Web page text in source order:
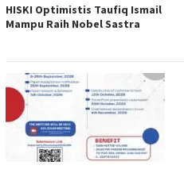
HISKI Optimistis Taufiq Ismail
Mampu Raih Nobel Sastra